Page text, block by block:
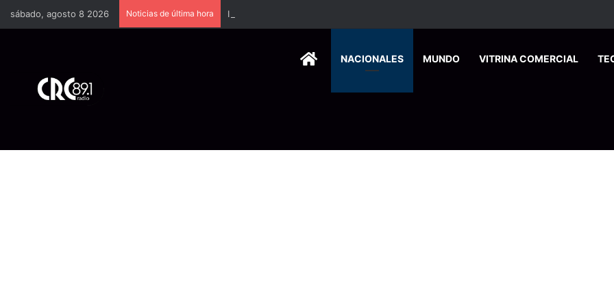
sábado, agosto 8 2026 Noticias de última hora
HOMENACIONALES MUNDO VITRINA COMERCIAL